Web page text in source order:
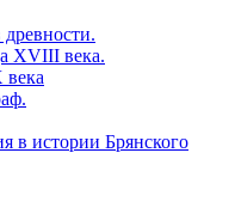
XVIII века.
в истории Брянского